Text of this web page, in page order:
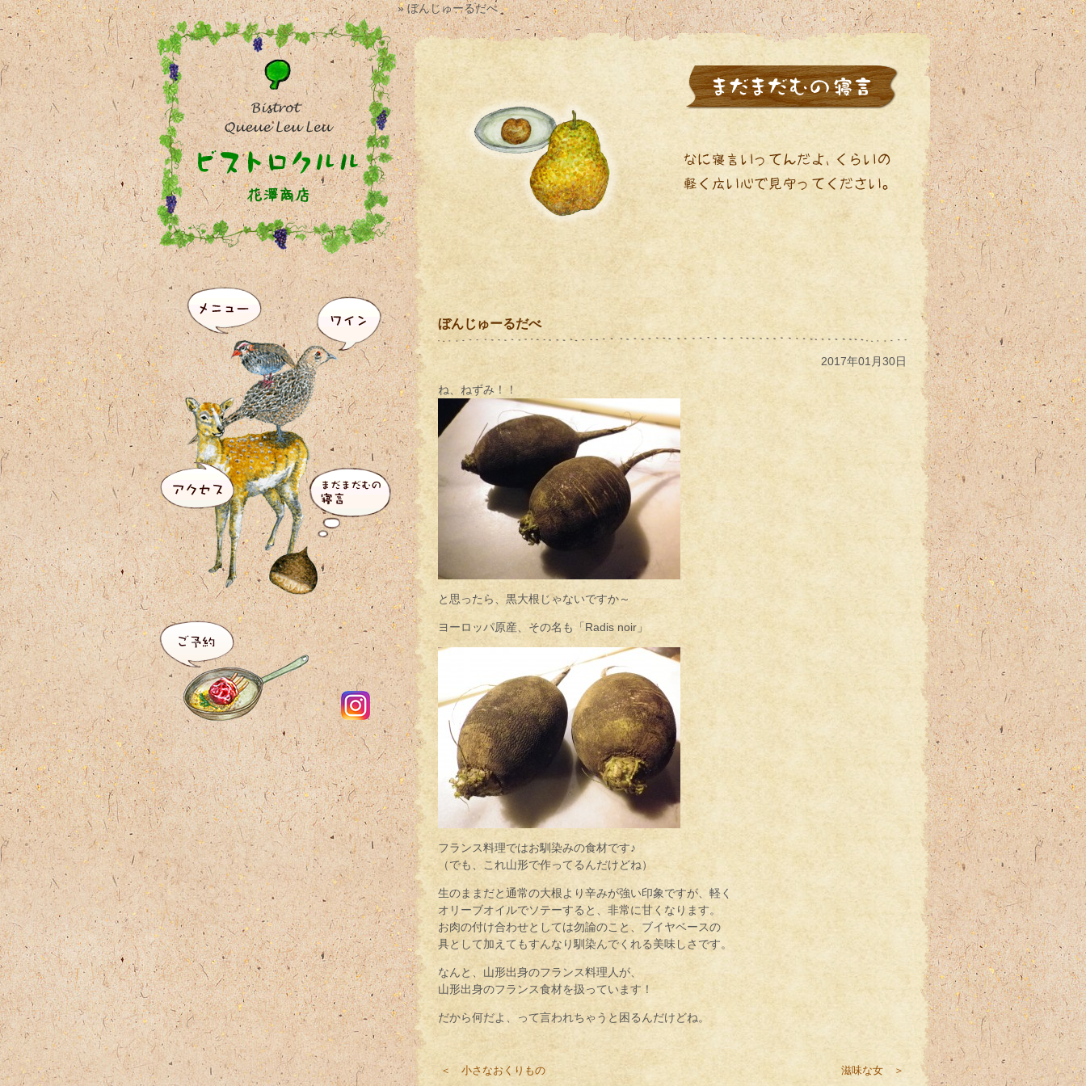
» ぼんじゅーるだべ
ぼんじゅーるだべ
2017年01月30日
ね、ねずみ！！
と思ったら、黒大根じゃないですか～
ヨーロッパ原産、その名も「Radis noir」
フランス料理ではお馴染みの食材です♪
（でも、これ山形で作ってるんだけどね）
生のままだと通常の大根より辛みが強い印象ですが、軽く
オリーブオイルでソテーすると、非常に甘くなります。
お肉の付け合わせとしては勿論のこと、ブイヤベースの
具として加えてもすんなり馴染んでくれる美味しさです。
なんと、山形出身のフランス料理人が、
山形出身のフランス食材を扱っています！
だから何だよ、って言われちゃうと困るんだけどね。
＜ 小さなおくりもの 滋味な女 ＞